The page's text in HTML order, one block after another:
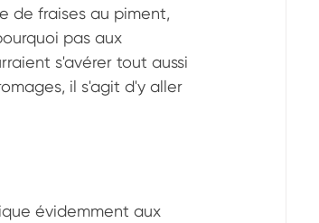
de fraises au piment,
pas aux
s'avérer tout aussi
il s'agit d'y aller
évidemment aux